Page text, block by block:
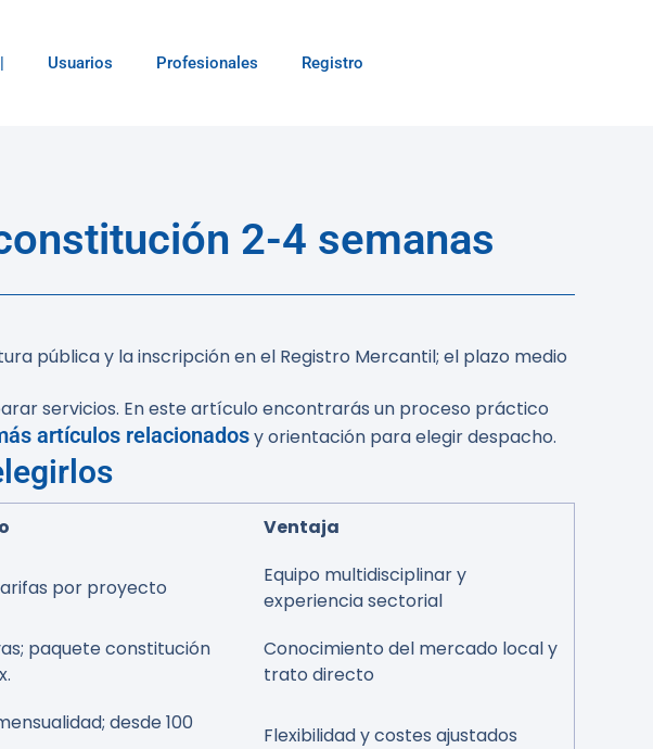
| Usuarios Profesionales Registro
2-4 semanas
pública y la inscripción en el Registro Mercantil; el plazo medio
servicios. En este artículo encontrarás un proceso práctico
artículos relacionadosy orientación para elegir despacho.
Ventaja
por proyecto
Equipo multidisciplinar y
experiencia sectorial
paquete constitución
Conocimiento del mercado local y
trato directo
desde 100
Flexibilidad y costes ajustados